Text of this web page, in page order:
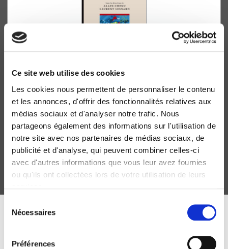
Ce site web utilise des cookies
Les cookies nous permettent de personnaliser le contenu
et les annonces, d'offrir des fonctionnalités relatives aux
médias sociaux et d'analyser notre trafic. Nous
partageons également des informations sur l'utilisation de
notre site avec nos partenaires de médias sociaux, de
publicité et d'analyse, qui peuvent combiner celles-ci
avec d'autres informations que vous leur avez fournies
ou qu'ils ont collectées lors de votre utilisation de leurs
Nécessaires
Préférences
La France dans les comparaisons internationales
Guide d'accès aux grandes enquêtes statistiques en
sciences sociales
Alain Chenu, Laurent Lesnard